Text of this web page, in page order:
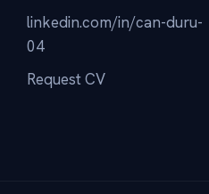
linkedin.com/in/can-duru-
04
Request CV